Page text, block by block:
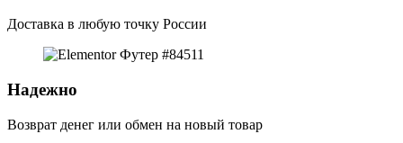
Доставка в любую точку России
Надежно
Возврат денег или обмен на новый товар